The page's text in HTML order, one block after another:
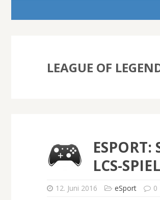
LEAGUE OF
ESPORT:
LCS-
12. Juni 2016 eSport 0